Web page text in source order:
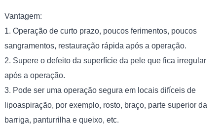
Vantagem:
1. Operação de curto prazo, poucos ferimentos, poucos
sangramentos, restauração rápida após a operação.
2. Supere o defeito da superfície da pele que fica irregular
após a operação.
3. Pode ser uma operação segura em locais difíceis de
lipoaspiração, por exemplo, rosto, braço, parte superior da
barriga, panturrilha e queixo, etc.